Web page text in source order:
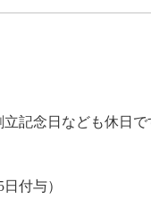
記念日なども休日で
付与）